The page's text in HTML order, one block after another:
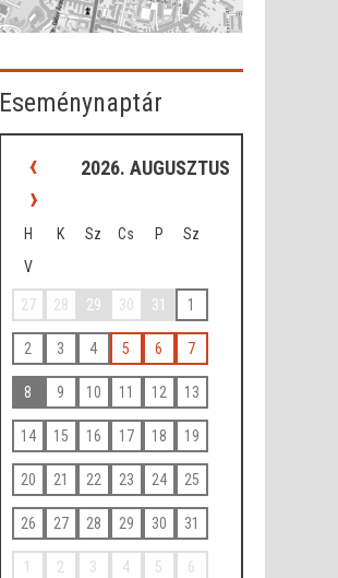
Eseménynaptár
‹ 2026. AUGUSZTUS
›
H K Sz Cs P
Sz
V
27 28 29 30 31 1
2 3 4 5 6 7
8 9 10 11 12 13
14 15 16 17 18 19
20 21 22 23 24 25
26 27 28 29 30 31
1 2 3 4 5 6